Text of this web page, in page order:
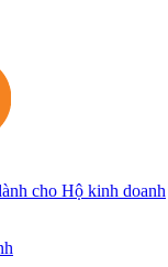
cho Hộ kinh doanh